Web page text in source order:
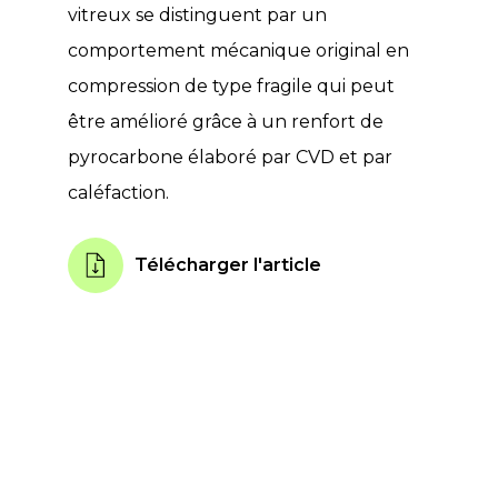
vitreux se distinguent par un
comportement mécanique original en
compression de type fragile qui peut
être amélioré grâce à un renfort de
pyrocarbone élaboré par CVD et par
caléfaction.
Télécharger l'article